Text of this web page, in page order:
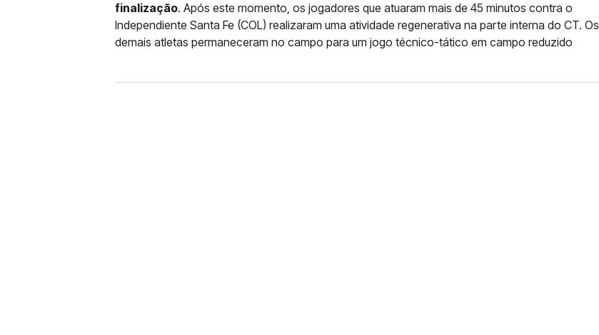
finalização. Após este momento, os jogadores que atuaram mais de 45 minutos contra o
Independiente Santa Fe (COL) realizaram uma atividade regenerativa na parte interna do CT. Os
demais atletas permaneceram no campo para um jogo técnico-tático em campo reduzido